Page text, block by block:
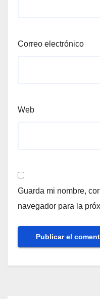
Correo electrónico
Web
Guarda mi nombre,
navegador para la